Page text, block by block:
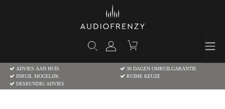
ADVIES AAN HUIS
30 DAGEN OMRUILGARANTIE
INRUIL MOGELIJK
RUIME KEUZE
DESKUNDIG ADVIES